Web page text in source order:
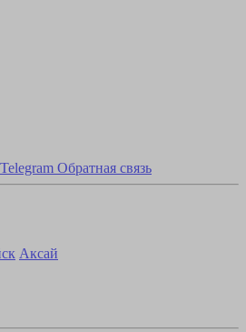
Telegram Обратная связь
Аксай